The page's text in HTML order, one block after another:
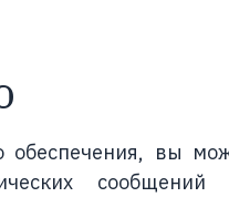
обеспечения, вы
сообщений